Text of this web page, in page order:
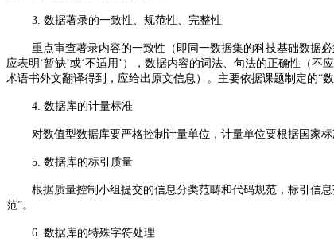
3. 数据著录的一致性、规范性、完整性
重点审查著录内容的一致性（即同一数据集的科技基础数据
应表明‘暂缺’或‘不适用’），数据内容的词法、句法的正确性（
术语书外文翻译得到，应给出原文信息）。主要依据课题制定的“数
4. 数据库的计量标准
对数值型数据库要严格控制计量单位，计量单位要根据国家
5. 数据库的标引质量
根据质量控制小组提交的信息分类范畴和代码规范，标引信
范”。
6. 数据库的特殊字符处理